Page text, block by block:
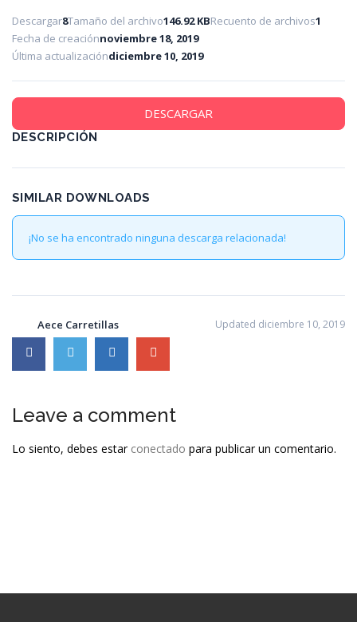
Descargar8Tamaño del archivo146.92 KBRecuento de archivos1
Fecha de creaciónnoviembre 18, 2019
Última actualizacióndiciembre 10, 2019
DESCARGAR
DESCRIPCIÓN
SIMILAR DOWNLOADS
¡No se ha encontrado ninguna descarga relacionada!
Aece Carretillas Updated diciembre 10, 2019
Leave a comment
Lo siento, debes estar conectado para publicar un comentario.